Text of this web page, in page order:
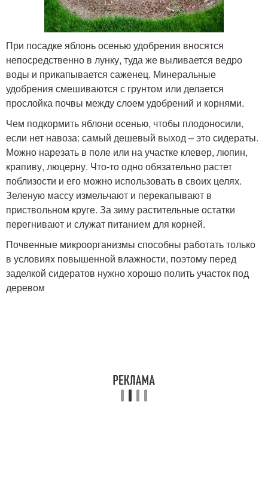
При посадке яблонь осенью удобрения вносятся
непосредственно в лунку, туда же выливается ведро
воды и прикапывается саженец. Минеральные
удобрения смешиваются с грунтом или делается
прослойка почвы между слоем удобрений и корнями.
Чем подкормить яблони осенью, чтобы плодоносили,
если нет навоза: самый дешевый выход – это сидераты.
Можно нарезать в поле или на участке клевер, люпин,
крапиву, люцерну. Что-то одно обязательно растет
поблизости и его можно использовать в своих целях.
Зеленую массу измельчают и перекапывают в
приствольном круге. За зиму растительные остатки
перегнивают и служат питанием для корней.
Почвенные микроорганизмы способны работать только
в условиях повышенной влажности, поэтому перед
заделкой сидератов нужно хорошо полить участок под
деревом